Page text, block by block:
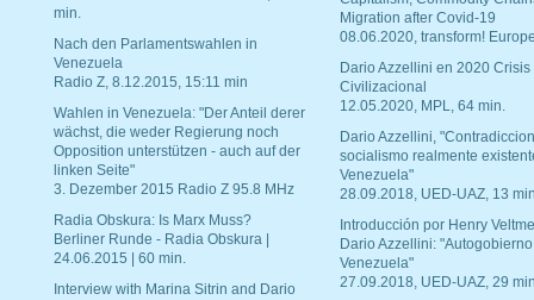
min.
Nach den Parlamentswahlen in
Venezuela
Radio Z, 8.12.2015, 15:11 min
Wahlen in Venezuela: "Der Anteil derer
wächst, die weder Regierung noch
Opposition unterstützen - auch auf der
linken Seite"
3. Dezember 2015 Radio Z 95.8 MHz
Radia Obskura: Is Marx Muss?
Berliner Runde - Radia Obskura |
24.06.2015 | 60 min.
Interview with Marina Sitrin and Dario
Migration after Covid-19
08.06.2020, transform!
Dario Azzellini en 2020 Crisis
Civilizacional
12.05.2020, MPL, 64 min.
Dario Azzellini,
socialismo realmente
Venezuela"
28.09.2018, UED-UAZ, 13
Introducción por Henry
Dario Azzellini:
Venezuela"
27.09.2018, UED-UAZ, 29